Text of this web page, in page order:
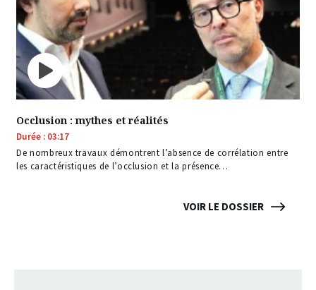
VOIR LE DOSSIER
Occlusion : mythes et réalités
Durée : 03:17
De nombreux travaux démontrent l’absence de corrélation entre
les caractéristiques de l’occlusion et la présence…